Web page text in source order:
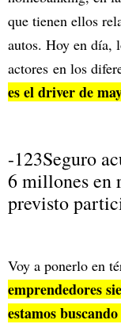
que tienen ellos
autos. Hoy en día,
actores en los
es el driver de
-123Seguro
6 millones en
previsto
Voy a ponerlo en
emprendedores
estamos